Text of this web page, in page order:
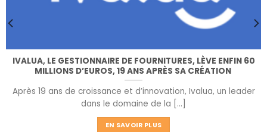
IVALUA, LE GESTIONNAIRE DE FOURNITURES, LÈVE ENFIN 60
MILLIONS D’EUROS, 19 ANS APRÈS SA CRÉATION
Après 19 ans de croissance et d’innovation, Ivalua, un leader
dans le domaine de la [...]
EN SAVOIR PLUS